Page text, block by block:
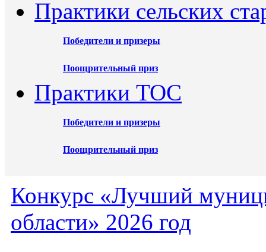
Практики сельских
Победители и призеры
Поощрительный приз
Практики ТОС
Победители и призеры
Поощрительный приз
Конкурс «Лучший
области» 2026 год